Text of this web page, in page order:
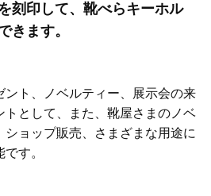
刻印して、靴べらキーホル
きます。
ント、ノベルティー、展示会の来
トとして、また、靴屋さまのノベ
ショップ販売、さまざまな用途に
す。